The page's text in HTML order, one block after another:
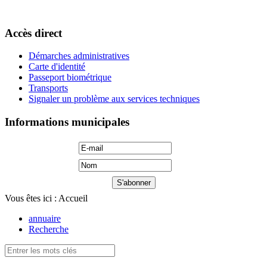
Accès direct
Démarches administratives
Carte d'identité
Passeport biométrique
Transports
Signaler un problème aux services techniques
Informations municipales
Vous êtes ici : Accueil
annuaire
Recherche